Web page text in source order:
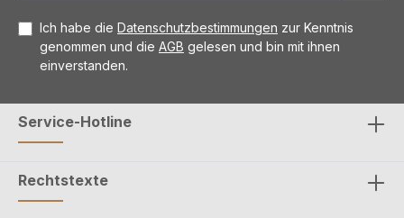
Ich habe die Datenschutzbestimmungen zur Kenntnis
genommen und die AGB gelesen und bin mit ihnen
einverstanden.
Service-Hotline
Rechtstexte